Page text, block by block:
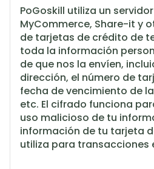
PoGoskill utiliza un
MyCommerce, Share-it y
de tarjetas de crédito de
toda la información
de que nos la envíen,
dirección, el número de
fecha de vencimiento de
etc. El cifrado funciona
uso malicioso de tu
información de tu tarjeta
utiliza para transacciones